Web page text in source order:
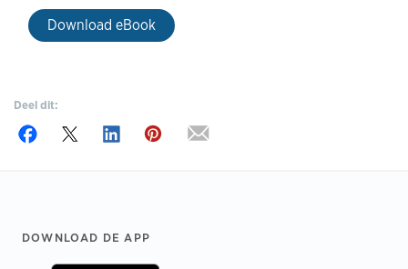
Download eBook
Deel dit:
Footer
DOWNLOAD DE APP